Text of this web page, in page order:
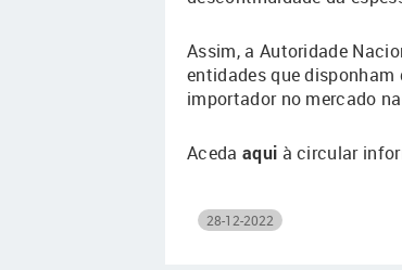
Assim, a Autoridade
entidades que
importador no mercado
Aceda aqui à circular
28-12-2022